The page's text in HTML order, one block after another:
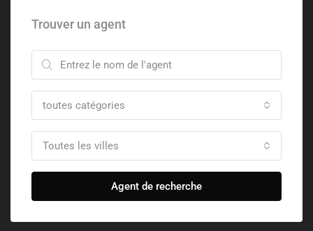
Trouver un agent
toutes catégories
Toutes les villes
Agent de recherche